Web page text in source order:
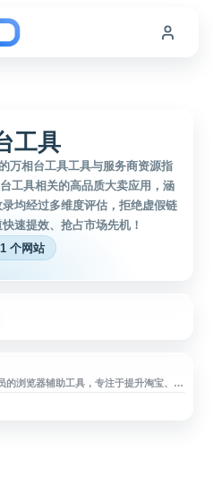
工具
万相台工具工具与服务商资源指
工具相关的高品质大卖应用，涵
均经过多维度评估，拒绝虚假链
速提效、抢占市场先机！
个网站
的浏览器辅助工具，专注于提升淘宝、天
主图批量下载、市场数据分析、商品评
信息和市场洞察。 核心功能包括万相